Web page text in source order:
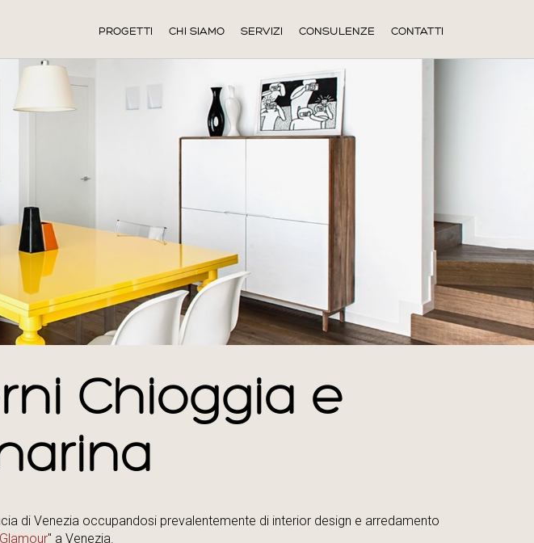
PROGETTI CHI SIAMO SERVIZI CONSULENZE CONTATTI
Chioggia e
di Venezia occupandosi prevalentemente di interior design e arredamento
" a Venezia.